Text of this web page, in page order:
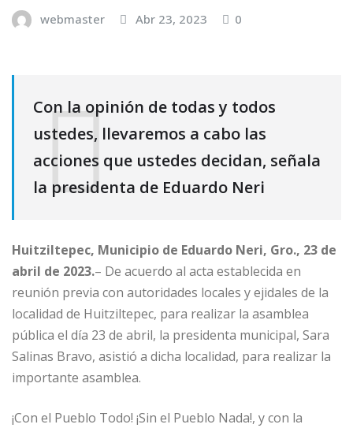
webmaster Abr 23, 2023 0
Con la opinión de todas y todos
ustedes, llevaremos a cabo las
acciones que ustedes decidan, señala
la presidenta de Eduardo Neri
Huitziltepec, Municipio de Eduardo Neri, Gro., 23 de
abril de 2023.– De acuerdo al acta establecida en
reunión previa con autoridades locales y ejidales de la
localidad de Huitziltepec, para realizar la asamblea
pública el día 23 de abril, la presidenta municipal, Sara
Salinas Bravo, asistió a dicha localidad, para realizar la
importante asamblea.
¡Con el Pueblo Todo! ¡Sin el Pueblo Nada!, y con la